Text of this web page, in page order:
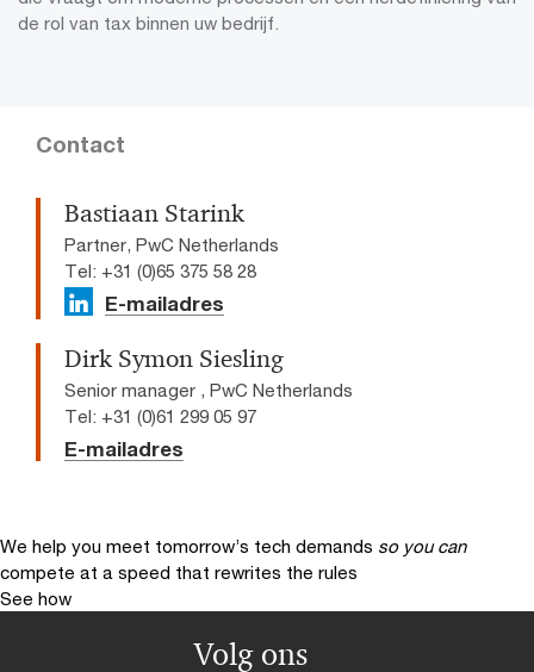
de rol van tax binnen uw bedrijf.
Contact
Bastiaan Starink
Partner, PwC Netherlands
Tel: +31 (0)65 375 58 28
E-mailadres
Dirk Symon Siesling
Senior manager , PwC Netherlands
Tel: +31 (0)61 299 05 97
E-mailadres
We help you meet tomorrow’s tech demands so you can
compete at a speed that rewrites the rules
See how
Volg ons